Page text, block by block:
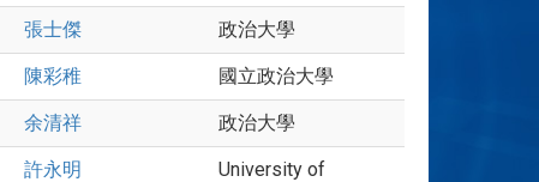
張士傑 政治大學
陳彩稚 國立政治大學
余清祥 政治大學
許永明
University of